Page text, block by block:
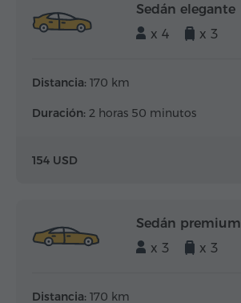
Sedán elegante
x 4
x 3
Distancia: 170 km
Duración: 2 horas 50 minutos
154 USD
Sedán premium
x 3
x 3
Distancia: 170 km